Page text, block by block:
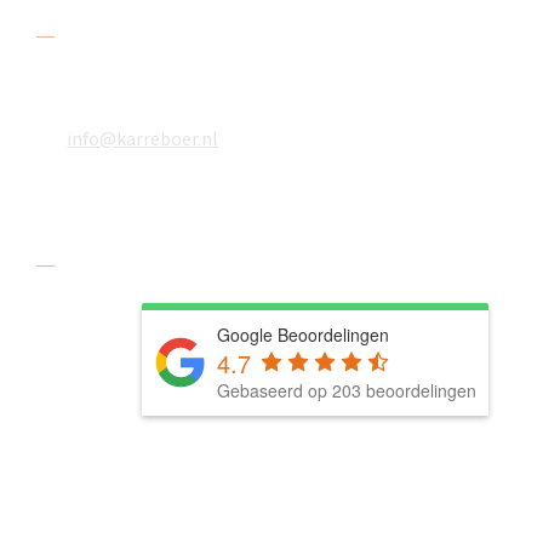
info@karreboer.nl
Google Beoordelingen
4.7
Gebaseerd op 203 beoordelingen